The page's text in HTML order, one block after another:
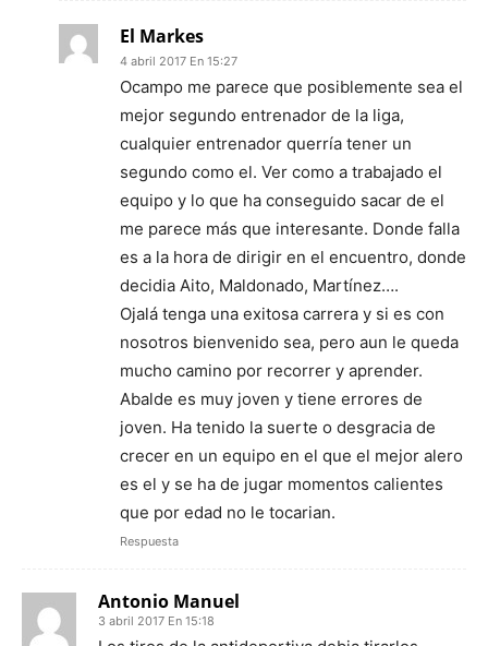
El Markes
4 abril 2017 En 15:27
Ocampo me parece que posiblemente sea el
mejor segundo entrenador de la liga,
cualquier entrenador querría tener un
segundo como el. Ver como a trabajado el
equipo y lo que ha conseguido sacar de el
me parece más que interesante. Donde falla
es a la hora de dirigir en el encuentro, donde
decidia Aito, Maldonado, Martínez….
Ojalá tenga una exitosa carrera y si es con
nosotros bienvenido sea, pero aun le queda
mucho camino por recorrer y aprender.
Abalde es muy joven y tiene errores de
joven. Ha tenido la suerte o desgracia de
crecer en un equipo en el que el mejor alero
es el y se ha de jugar momentos calientes
que por edad no le tocarian.
Respuesta
Antonio Manuel
3 abril 2017 En 15:18